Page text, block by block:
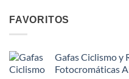
FAVORITOS
Gafas Ciclismo y
Fotocromáticas